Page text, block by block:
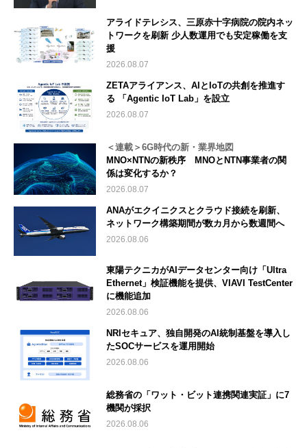
アライドテレシス、三原赤十字病院の院内ネッ
トワークを刷新 少人数運用でも安定稼働を支
援
2026.08.07
ZETAアライアンス、AIとIoTの共創を推進す
る 「Agentic IoT Lab」を設立
2026.08.07
＜連載＞6G時代の新・業界地図
MNO×NTNの新秩序 MNOとNTN事業者の関
係は変化するか？
2026.08.07
ANAがエクイニクスとクラウド接続を刷新、
ネットワーク構築期間が数カ月から数週間へ
2026.08.06
東陽テクニカがAIデータセンター向け「Ultra
Ethernet」検証機能を提供、VIAVI TestCenter
に機能追加
2026.08.06
NRIセキュア、独自開発のAI統制基盤を導入し
たSOCサービスを運用開始
2026.08.06
総務省の「ワット・ビット連携関連実証」に7
機関が採択
2026.08.06